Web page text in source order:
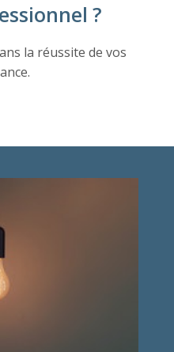
?
la réussite de vos